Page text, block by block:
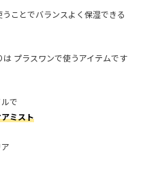
ことでバランスよく保湿できる
プラスワンで使うアイテムです
で
ミスト